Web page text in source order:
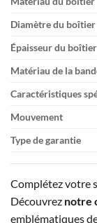
Diamètre du boîtier
Épaisseur du boîtier
Matériau de la
Caractéristiques
Mouvement
Type de garantie
Complétez votre
Découvrez notre
emblématiques